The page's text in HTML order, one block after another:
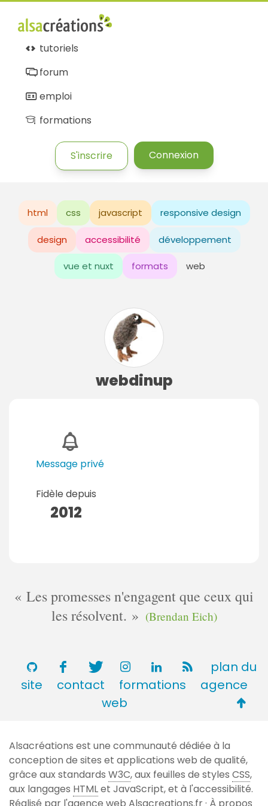
tutoriels
forum
emploi
formations
S'inscrire Connexion
html css javascript responsive design
design accessibilité développement
vue et nuxt formats web
webdinup
Message privé
Fidèle depuis
2012
Les promesses n'engagent que ceux qui
les résolvent.
(Brendan Eich)
plan du
site
contact formations
agence
web
de
page
Alsacréations est une communauté dédiée à la
conception de sites et applications web de qualité,
grâce aux standards W3C, aux feuilles de styles CSS,
aux langages HTMLet JavaScript, et à l'accessibilité.